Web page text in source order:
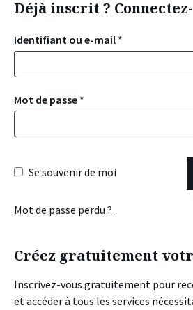
Déjà inscrit ?
Identifiant ou e-mail *
Mot de passe *
Se souvenir de moi
Mot de passe perdu ?
Créez gratuitement
Inscrivez-vous gratuitement pour
et accéder à tous les services